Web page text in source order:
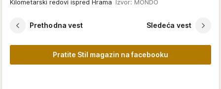
Kilometarski redovi ispred Hrama Izvor: MONDO
Prethodna vest Sledeća vest
Pratite Stil magazin na facebooku